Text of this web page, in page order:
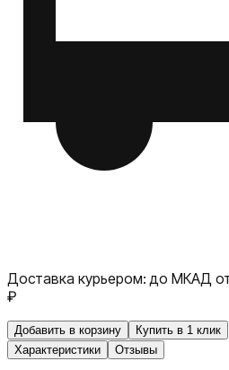
Доставка курьером: до МКАД
₽
Добавить в корзину
Купить в 1 клик
Характеристики
Отзывы